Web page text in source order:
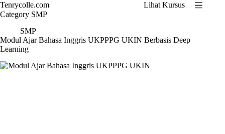
Skip
to
Tenrycolle.com
Lihat Kursus
Category SMP
SMP
Modul Ajar Bahasa Inggris UKPPPG UKIN Berbasis Deep
Learning